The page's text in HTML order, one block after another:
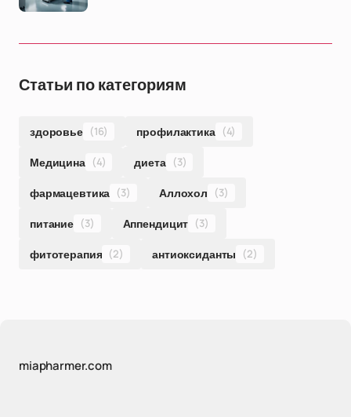
Статьи по категориям
здоровье (16) профилактика (4)
Медицина (4) диета (3)
фармацевтика (3) Аллохол (3)
питание (3) Аппендицит (3)
фитотерапия (2) антиоксиданты (2)
miapharmer.com